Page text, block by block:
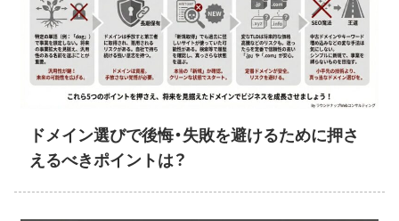
ドメイン選びで後悔・失敗を避けるために押さ
えるべきポイントは？